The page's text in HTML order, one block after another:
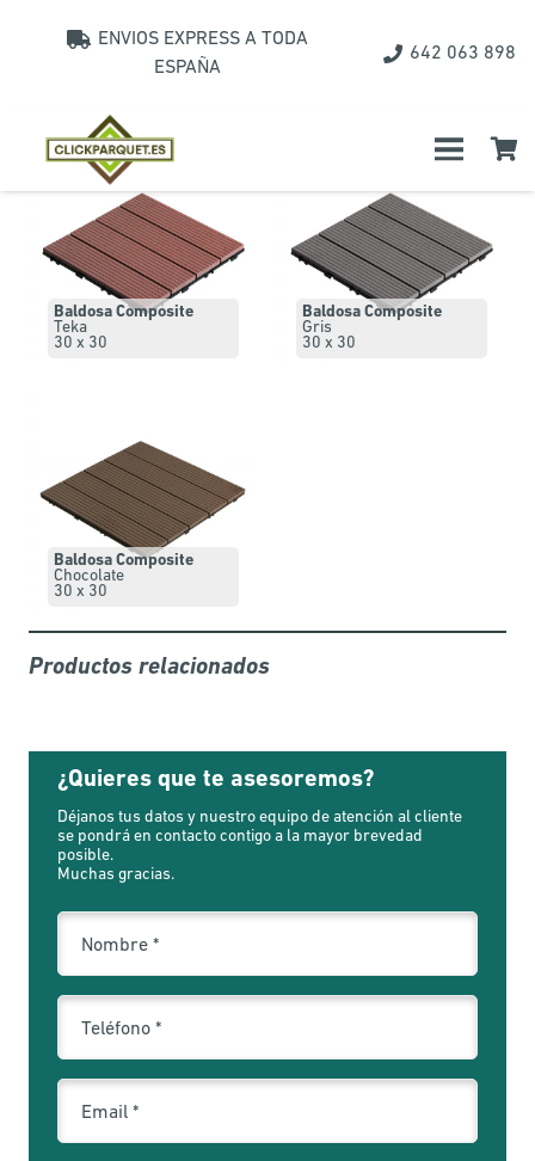
ENVIOS EXPRESS A TODA
ESPAÑA
642 063 898
Baldosa Composite
Teka
30 x 30
Baldosa Composite
Gris
30 x 30
Baldosa Composite
Chocolate
30 x 30
Productos relacionados
¿Quieres que te asesoremos?
Déjanos tus datos y nuestro equipo de atención al cliente
se pondrá en contacto contigo a la mayor brevedad
posible.
Muchas gracias.